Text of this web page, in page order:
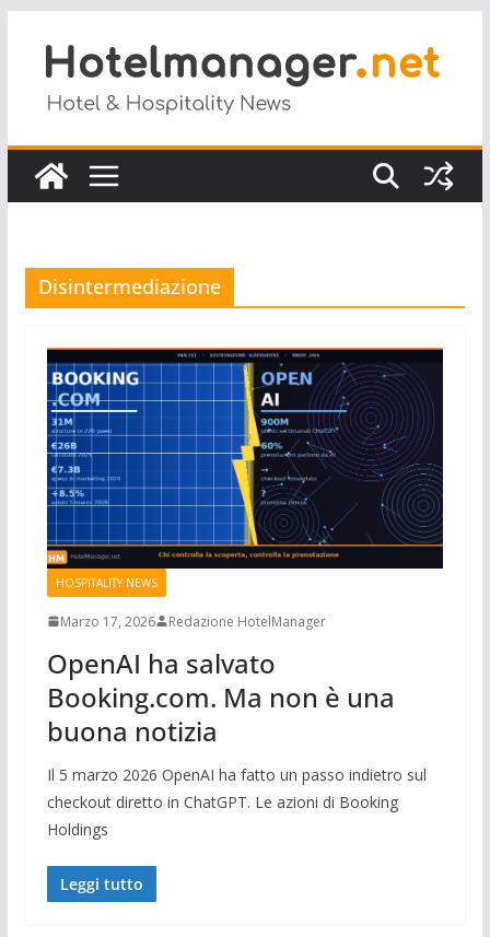
Disintermediazione
HOSPITALITY NEWS
Marzo 17, 2026 Redazione HotelManager
OpenAI ha salvato
Booking.com. Ma non è una
buona notizia
Il 5 marzo 2026 OpenAI ha fatto un passo indietro sul
checkout diretto in ChatGPT. Le azioni di Booking
Holdings
Leggi tutto